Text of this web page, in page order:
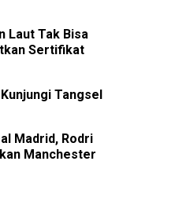
Laut Tak Bisa
Sertifikat
Tangsel
Madrid, Rodri
Manchester